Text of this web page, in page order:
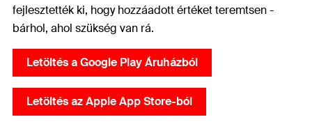
fejlesztették ki, hogy hozzáadott értéket teremtsen -
bárhol, ahol szükség van rá.
Letöltés a Google Play Áruházból
Letöltés az Apple App Store-ból